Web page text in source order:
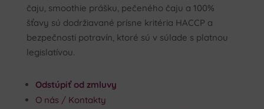
čaju, smoothie prášku, pečeného čaju a 100%
šťavy sú dodržiavané prísne kritéria HACCP a
bezpečnosti potravín, ktoré sú v súlade s platnou
legislatívou.
Odstúpiť od zmluvy
O nás / Kontakty